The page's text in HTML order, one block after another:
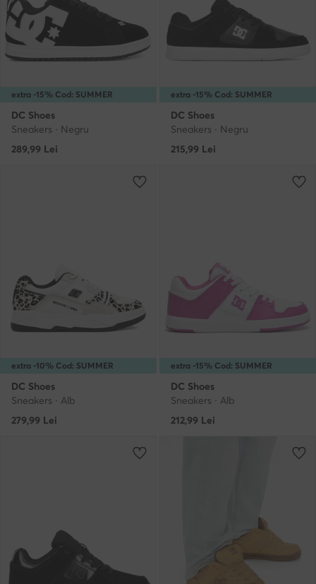
extra -15% Cod: SUMMER
DC Shoes
Sneakers · Negru
289,99 Lei
extra -15% Cod: SUMMER
DC Shoes
Sneakers · Negru
215,99 Lei
extra -10% Cod: SUMMER
DC Shoes
Sneakers · Alb
279,99 Lei
extra -15% Cod: SUMMER
DC Shoes
Sneakers · Alb
212,99 Lei